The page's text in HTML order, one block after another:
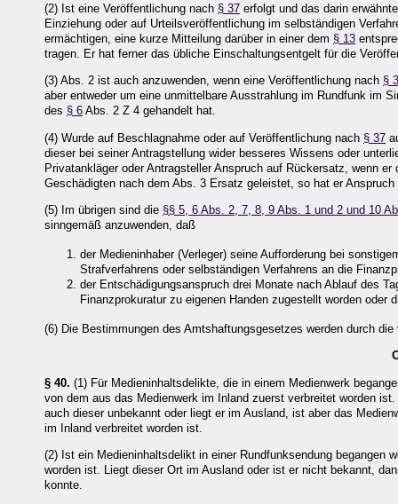
(2) Ist eine Veröffentlichung nach § 37 erfolgt und das darin
Einziehung oder auf Urteilsveröffentlichung im selbständigen
ermächtigen, eine kurze Mitteilung darüber in einer dem § 13
tragen. Er hat ferner das übliche Einschaltungsentgelt für die
(3) Abs. 2 ist auch anzuwenden, wenn eine Veröffentlichung nach §
aber entweder um eine unmittelbare Ausstrahlung im Rundfunk im
des § 6 Abs. 2 Z 4 gehandelt hat.
(4) Wurde auf Beschlagnahme oder auf Veröffentlichung nach § 37
dieser bei seiner Antragstellung wider besseres Wissens oder
Privatankläger oder Antragsteller Anspruch auf Rückersatz, wenn
Geschädigten nach dem Abs. 3 Ersatz geleistet, so hat er
(5) Im übrigen sind die §§ 5, 6 Abs. 2, 7, 8, 9 Abs. 1 und 2 und 10
sinngemäß anzuwenden, daß
der Medieninhaber (Verleger) seine Aufforderung bei
Strafverfahrens oder selbständigen Verfahrens an die
der Entschädigungsanspruch drei Monate nach Ablauf des
Finanzprokuratur zu eigenen Handen zugestellt worden oder
(6) Die Bestimmungen des Amtshaftungsgesetzes werden durch
§ 40. (1) Für Medieninhaltsdelikte, die in einem Medienwerk
von dem aus das Medienwerk im Inland zuerst verbreitet worden
auch dieser unbekannt oder liegt er im Ausland, ist aber das
im Inland verbreitet worden ist.
(2) Ist ein Medieninhaltsdelikt in einer Rundfunksendung begangen
worden ist. Liegt dieser Ort im Ausland oder ist er nicht bekannt,
konnte.